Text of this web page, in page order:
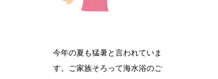
今年の夏も猛暑と言われていま
す。ご家族そろって海水浴のご